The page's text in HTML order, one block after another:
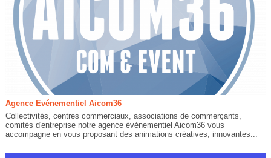
Agence Evénementiel Aicom36
Collectivités, centres commerciaux, associations de commerçants,
comités d'entreprise notre agence événementiel Aicom36 vous
accompagne en vous proposant des animations créatives, innovantes...